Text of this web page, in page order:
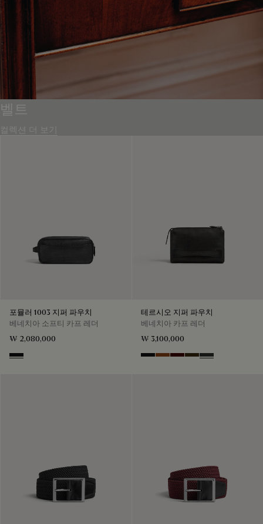
벨트
컬렉션 더 보기
포뮬러 1003 지퍼 파우치
베네치아 소프티 카프 레더
₩ 2,080,000
Nero Grigio
테르시오 지퍼 파우치
베네치아 카프 레더
₩ 3,100,000
Nero Grigio
Legno Bruciato
MaduroCrepusculo
Verbena